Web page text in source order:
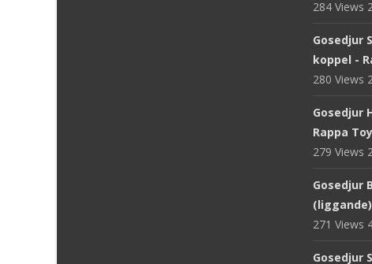
284 Views
Gosedjur
koppel -
280 Views
Gosedjur
Rappa
279 Views
Gosedjur
271 Views
Gosedjur